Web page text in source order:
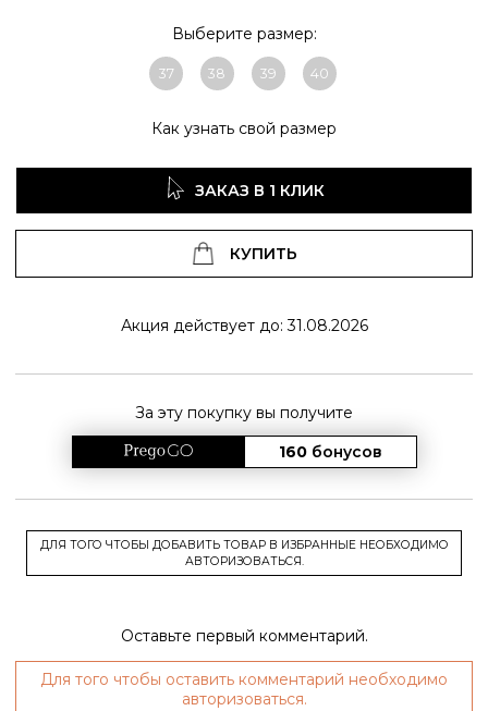
Выберите размер:
37 38 39 40
Как узнать свой размер
ЗАКАЗ В 1 КЛИК
КУПИТЬ
Акция действует до: 31.08.2026
За эту покупку вы получите
160 бонусов
ДЛЯ ТОГО ЧТОБЫ ДОБАВИТЬ ТОВАР В ИЗБРАННЫЕ НЕОБХОДИМО
АВТОРИЗОВАТЬСЯ.
Оставьте первый комментарий.
Для того чтобы оставить комментарий необходимо
авторизоваться.